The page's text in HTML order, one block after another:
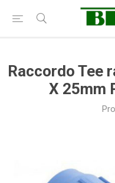
Raccordo Tee
X 25mm